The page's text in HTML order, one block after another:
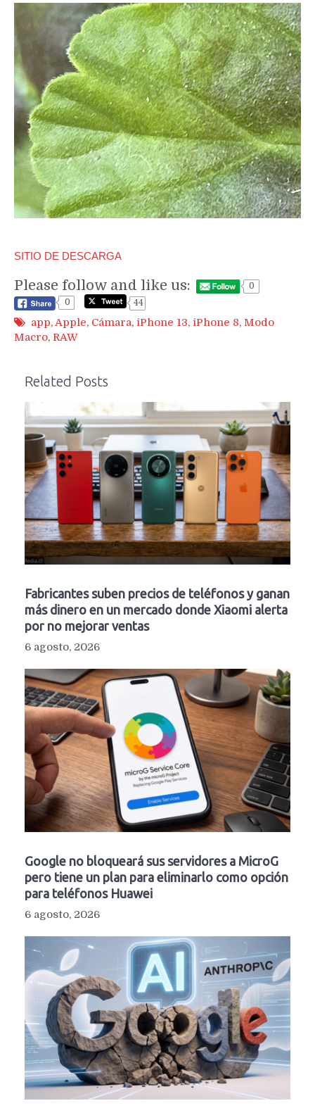
SITIO DE DESCARGA
Please follow and like us:
0
0
44
app,Apple, Cámara, iPhone 13, iPhone 8, Modo
Macro, RAW
Related Posts
Fabricantes suben precios de teléfonos y ganan
más dinero en un mercado donde Xiaomi alerta
por no mejorar ventas
6 agosto, 2026
Google no bloqueará sus servidores a MicroG
pero tiene un plan para eliminarlo como opción
para teléfonos Huawei
6 agosto, 2026